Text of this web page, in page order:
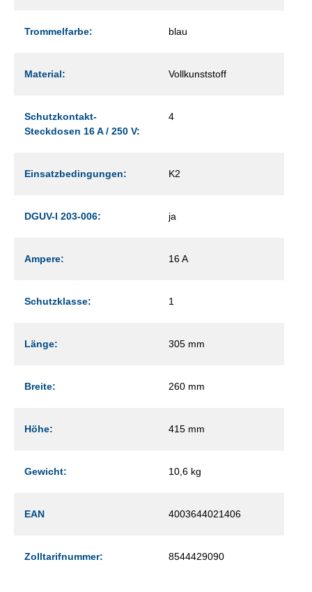
Trommelfarbe: blau
Material: Vollkunststoff
Schutzkontakt-
Steckdosen 16 A / 250 V:
4
Einsatzbedingungen: K2
DGUV-I 203-006: ja
Ampere: 16 A
Schutzklasse: 1
Länge: 305 mm
Breite: 260 mm
Höhe: 415 mm
Gewicht: 10,6 kg
EAN 4003644021406
Zolltarifnummer: 8544429090